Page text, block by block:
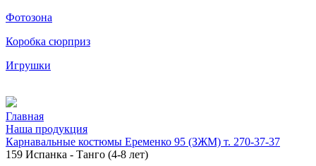
Фотозона
Коробка сюрприз
Игрушки
Главная
Наша продукция
Карнавальные костюмы Еременко 95 (ЗЖМ) т. 270-37-37
159 Испанка - Танго (4-8 лет)